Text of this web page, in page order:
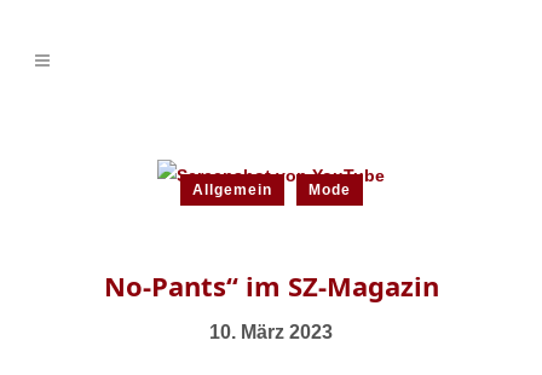
Allgemein Mode
No-Pants“ im SZ-Magazin
10. März 2023